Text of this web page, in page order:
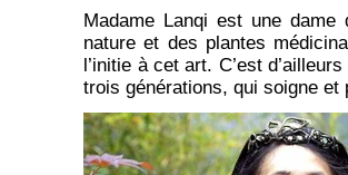
Madame Lanqi est une
nature et des plantes
l’initie à cet art. C’est
trois générations, qui soigne et